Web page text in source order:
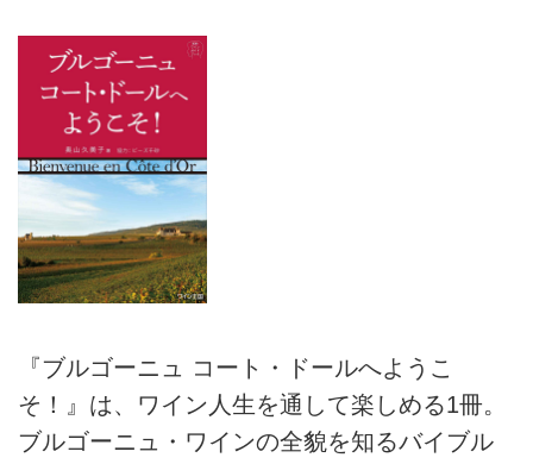
『ブルゴーニュ コート・ドールへようこ
そ！』は、ワイン人生を通して楽しめる1冊。
ブルゴーニュ・ワインの全貌を知るバイブル